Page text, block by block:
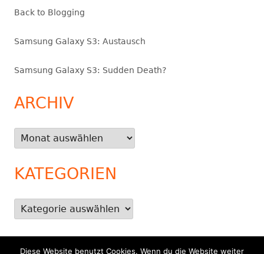
Back to Blogging
Samsung Galaxy S3: Austausch
Samsung Galaxy S3: Sudden Death?
ARCHIV
Archiv
KATEGORIEN
Kategorien
Diese Website benutzt Cookies. Wenn du die Website weiter